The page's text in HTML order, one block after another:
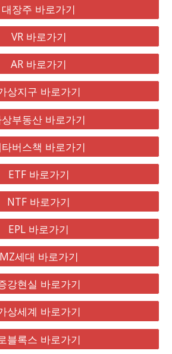
대장주 바로가기
VR 바로가기
AR 바로가기
상지구 바로가기
부동산 바로가기
버스책 바로가기
ETF 바로가기
NTF 바로가기
EPL 바로가기
MZ세대 바로가기
강현실 바로가기
상세계 바로가기
블록스 바로가기